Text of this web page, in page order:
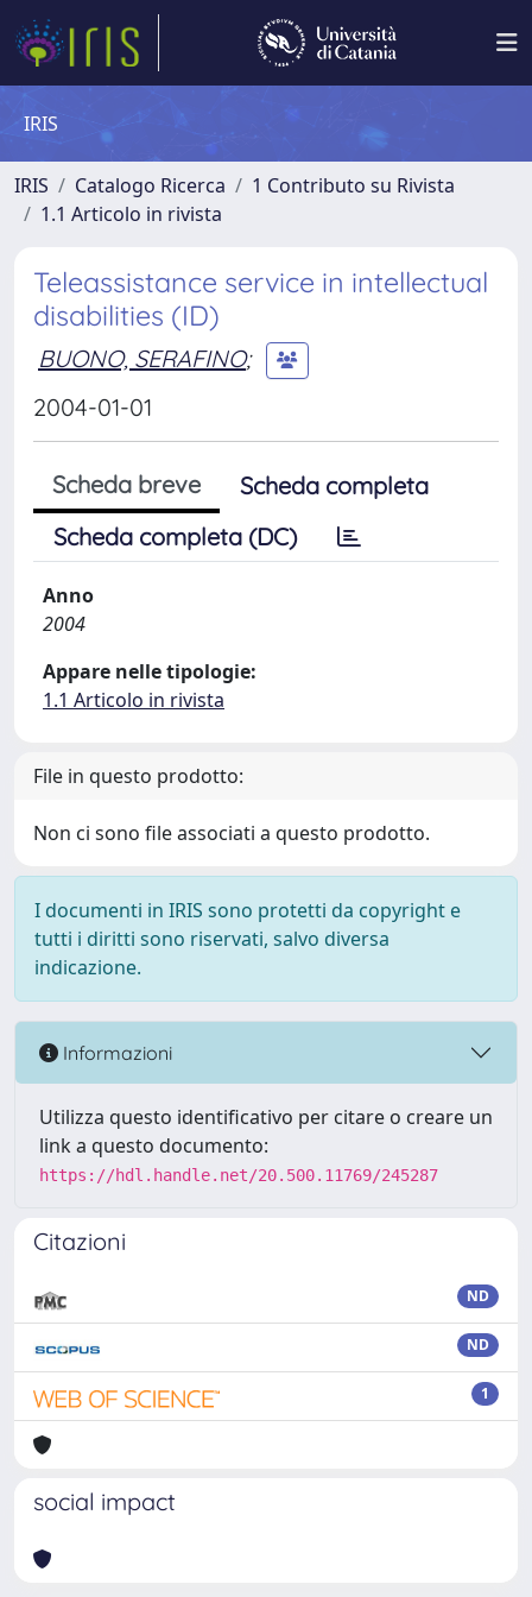
IRIS
IRIS Catalogo Ricerca
1 Contributo su Rivista
1.1 Articolo in rivista
Teleassistance service in intellectual
disabilities (ID)
BUONO, SERAFINO;
2004-01-01
Scheda breve
Scheda completa
Scheda completa (DC)
Anno
2004
Appare nelle tipologie:
1.1 Articolo in rivista
File in questo prodotto:
Non ci sono file associati a questo prodotto.
I documenti in IRIS sono protetti da copyright e
tutti i diritti sono riservati, salvo diversa
indicazione.
Informazioni
Utilizza questo identificativo per citare o creare un
link a questo documento:
https://hdl.handle.net/20.500.11769/245287
Citazioni
ND
ND
1
social impact